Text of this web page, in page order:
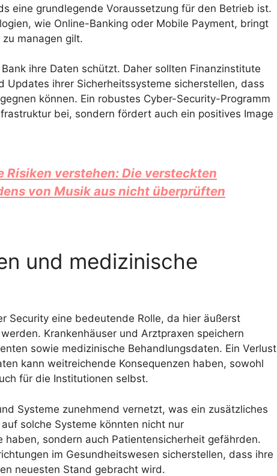
eine grundlegende Voraussetzung für den Betrieb ist.
wie Online-Banking oder Mobile Payment, bringt
managen gilt.
ihre Daten schützt. Daher sollten Finanzinstitute
Updates ihrer Sicherheitssysteme sicherstellen, dass
können. Ein robustes Cyber-Security-Programm
bei, sondern fördert auch ein positives Image
Risiken verstehen: Die versteckten
von Musik aus nicht überprüften
und medizinische
Security eine bedeutende Rolle, da hier äußerst
Krankenhäuser und Arztpraxen speichern
sowie medizinische Behandlungsdaten. Ein Verlust
kann weitreichende Konsequenzen haben, sowohl
für die Institutionen selbst.
Systeme zunehmend vernetzt, was ein zusätzliches
solche Systeme könnten nicht nur
haben, sondern auch Patientensicherheit gefährden.
im Gesundheitswesen sicherstellen, dass ihre
neuesten Stand gebracht wird.